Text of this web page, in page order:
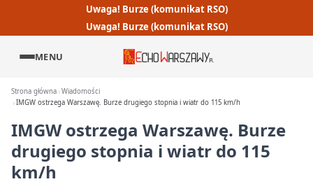
Uwaga! Burze (komunikat RSO)
Uwaga! Burze (komunikat RSO)
MENU
Strona główna Wiadomości
IMGW ostrzega Warszawę. Burze drugiego stopnia i wiatr do 115 km/h
IMGW ostrzega Warszawę. Burze
drugiego stopnia i wiatr do 115
km/h